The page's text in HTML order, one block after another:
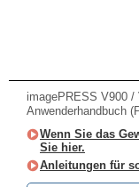
imagePRESS V900 /
Anwenderhandbuch
Wenn Sie das
Sie hier.
Anleitungen für